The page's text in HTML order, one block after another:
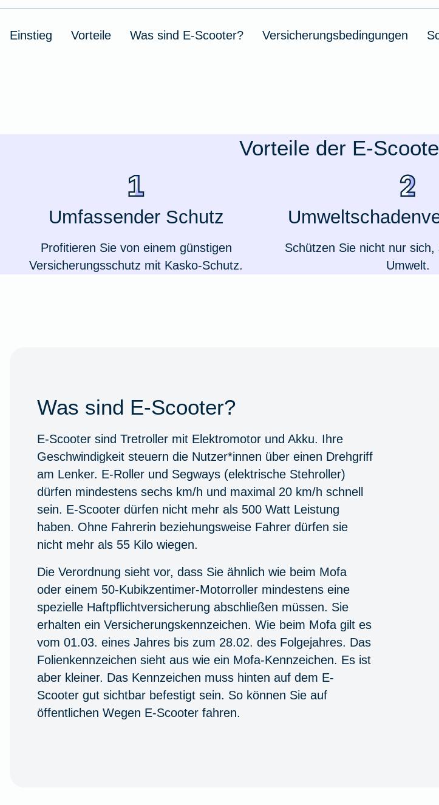
Einstieg Vorteile Was sind E-Scooter? Versicherungsbedingungen
Vorteile der E-
Umfassender Schutz
Profitieren Sie von einem günstigen
Versicherungsschutz mit Kasko-Schutz.
Schützen Sie nicht nur
Umwelt.
Was sind E-Scooter?
E-Scooter sind Tretroller mit Elektromotor und Akku. Ihre
Geschwindigkeit steuern die Nutzer*innen über einen Drehgriff
am Lenker. E-Roller und Segways (elektrische Stehroller)
dürfen mindestens sechs km/h und maximal 20 km/h schnell
sein. E-Scooter dürfen nicht mehr als 500 Watt Leistung
haben. Ohne Fahrerin beziehungsweise Fahrer dürfen sie
nicht mehr als 55 Kilo wiegen.
Die Verordnung sieht vor, dass Sie ähnlich wie beim Mofa
oder einem 50-Kubikzentimer-Motorroller mindestens eine
spezielle Haftpflichtversicherung abschließen müssen. Sie
erhalten ein Versicherungskennzeichen. Wie beim Mofa gilt es
vom 01.03. eines Jahres bis zum 28.02. des Folgejahres. Das
Folienkennzeichen sieht aus wie ein Mofa-Kennzeichen. Es ist
aber kleiner. Das Kennzeichen muss hinten auf dem E-
Scooter gut sichtbar befestigt sein. So können Sie auf
öffentlichen Wegen E-Scooter fahren.